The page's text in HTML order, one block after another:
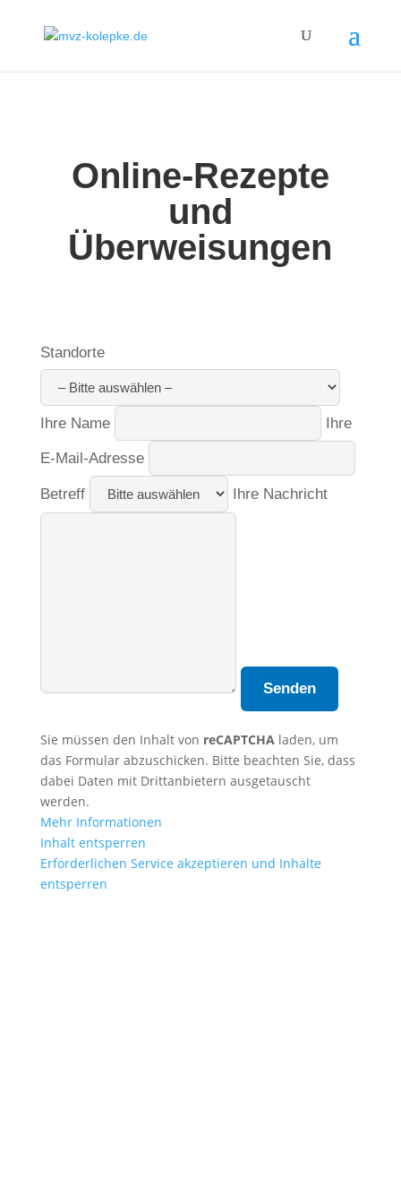
Online-Rezepte
und
Überweisungen
Standorte
Ihre Name Ihre
E-Mail-Adresse
Betreff Ihre Nachricht
Sie müssen den Inhalt von reCAPTCHAladen, um
das Formular abzuschicken. Bitte beachten Sie, dass
dabei Daten mit Drittanbietern ausgetauscht
werden.
Mehr Informationen
Inhalt entsperren
Erforderlichen Service akzeptieren und Inhalte
entsperren